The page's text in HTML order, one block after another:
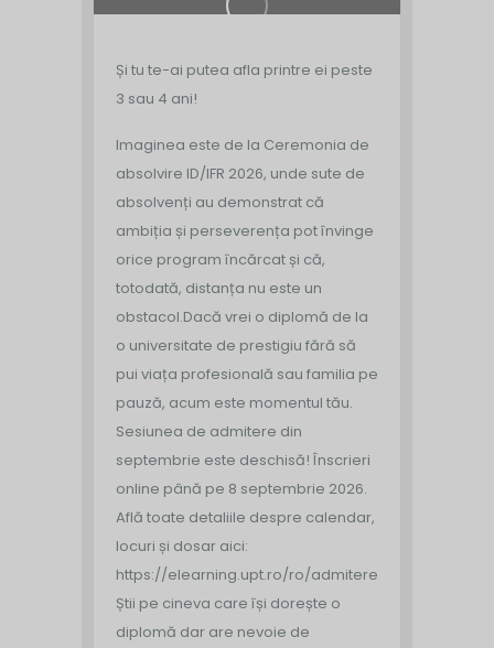
Și tu te-ai putea afla printre ei peste
3 sau 4 ani!
Imaginea este de la Ceremonia de
absolvire ID/IFR 2026, unde sute de
absolvenți au demonstrat că
ambiția și perseverența pot învinge
orice program încărcat și că,
totodată, distanța nu este un
obstacol.Dacă vrei o diplomă de la
o universitate de prestigiu fără să
pui viața profesională sau familia pe
pauză, acum este momentul tău.
Sesiunea de admitere din
septembrie este deschisă! Înscrieri
online până pe 8 septembrie 2026.
Află toate detaliile despre calendar,
locuri și dosar aici:
https://elearning.upt.ro/ro/admitere/
Știi pe cineva care își dorește o
diplomă dar are nevoie de